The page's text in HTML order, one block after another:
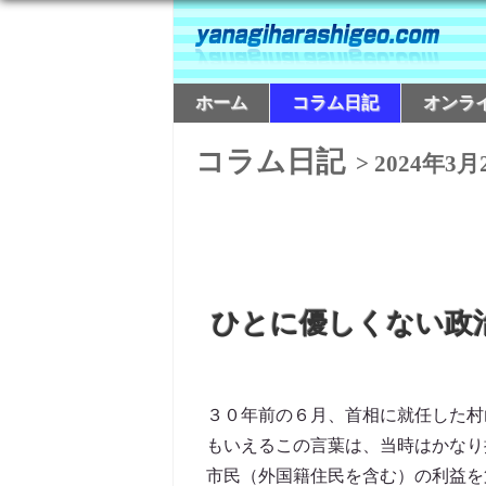
ホーム コラム日記 オンラ
コラム日記> 2024年3月
ひとに優しくない政
３０年前の６月、首相に就任した
もいえるこの言葉は、当時はかな
市民（外国籍住民を含む）の利益